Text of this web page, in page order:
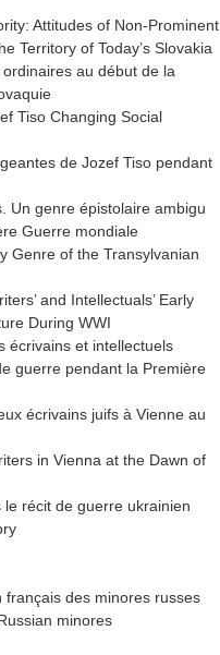
Attitudes of Non-Prominent
Territory of Today’s Slovakia
au début de la
Tiso Changing Social
de Jozef Tiso pendant
Un genre épistolaire ambigu
Guerre mondiale
Genre of the Transyl­vanian
and Intellectuals’ Early
During WWI
écrivains et intellectuels
guerre pendant la Première
écrivains juifs à Vienne au
in Vienna at the Dawn of
récit de guerre ukrainien
des minores russes
minores